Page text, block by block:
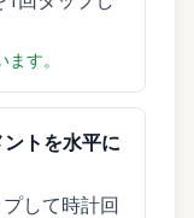
す。
トを水平に
して時計回